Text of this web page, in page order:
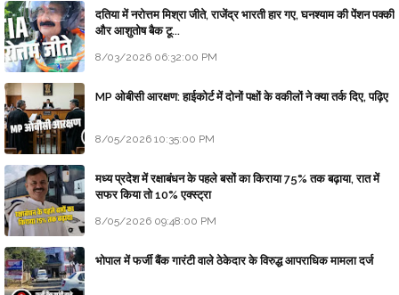
दतिया में नरोत्तम मिश्रा जीते, राजेंद्र भारती हार गए, घनश्याम की पेंशन पक्की
और आशुतोष बैक टू...
8/03/2026 06:32:00 PM
MP ओबीसी आरक्षण: हाईकोर्ट में दोनों पक्षों के वकीलों ने क्या तर्क दिए, पढ़िए
8/05/2026 10:35:00 PM
मध्य प्रदेश में रक्षाबंधन के पहले बसों का किराया 75% तक बढ़ाया, रात में
सफर किया तो 10% एक्स्ट्रा
8/05/2026 09:48:00 PM
भोपाल में फर्जी बैंक गारंटी वाले ठेकेदार के विरुद्ध आपराधिक मामला दर्ज